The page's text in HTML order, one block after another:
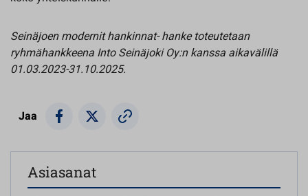
Seinäjoen modernit hankinnat- hanke toteutetaan
ryhmähankkeena Into Seinäjoki Oy:n kanssa aikavälillä
01.03.2023-31.10.2025.
Jaa
Asiasanat